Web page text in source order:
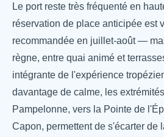
Le port reste très fréquenté en
réservation de place anticipée est
recommandée en juillet-août —
règne, entre quai animé et
intégrante de l'expérience
davantage de calme, les
Pampelonne, vers la Pointe de
Capon, permettent de s'écarter de